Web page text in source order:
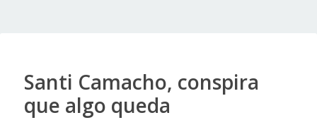
Santi Camacho, conspira
que algo queda